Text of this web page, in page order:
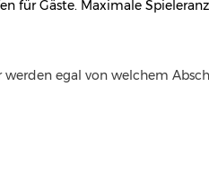
für Gäste. Maximale
egal von welchem